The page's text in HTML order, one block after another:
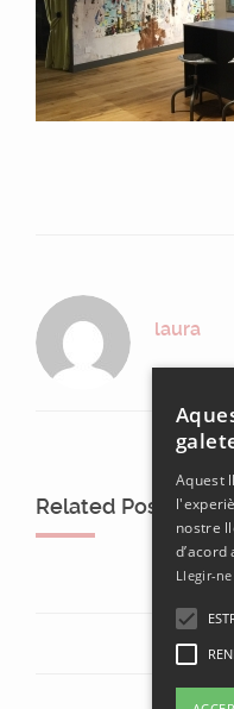
laura
Related Posts
Aquest
nostre
Llegir-